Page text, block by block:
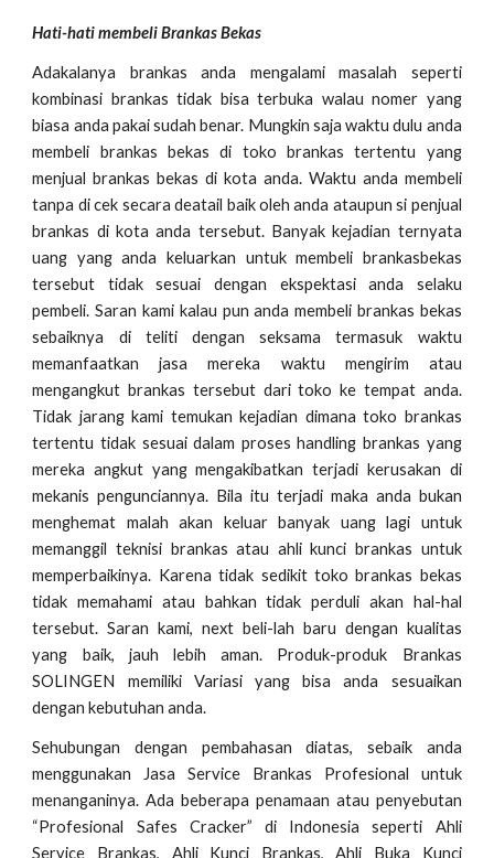
Hati-hati membeli Brankas Bekas
Adakalanya brankas anda mengalami masalah seperti
kombinasi brankas tidak bisa terbuka walau nomer yang
biasa anda pakai sudah benar. Mungkin saja waktu dulu anda
membeli brankas bekas di toko brankas tertentu yang
menjual brankas bekas di kota anda. Waktu anda membeli
tanpa di cek secara deatail baik oleh anda ataupun si penjual
brankas di kota anda tersebut. Banyak kejadian ternyata
uang yang anda keluarkan untuk membeli brankasbekas
tersebut tidak sesuai dengan ekspektasi anda selaku
pembeli. Saran kami kalau pun anda membeli brankas bekas
sebaiknya di teliti dengan seksama termasuk waktu
memanfaatkan jasa mereka waktu mengirim atau
mengangkut brankas tersebut dari toko ke tempat anda.
Tidak jarang kami temukan kejadian dimana toko brankas
tertentu tidak sesuai dalam proses handling brankas yang
mereka angkut yang mengakibatkan terjadi kerusakan di
mekanis pengunciannya. Bila itu terjadi maka anda bukan
menghemat malah akan keluar banyak uang lagi untuk
memanggil teknisi brankas atau ahli kunci brankas untuk
memperbaikinya. Karena tidak sedikit toko brankas bekas
tidak memahami atau bahkan tidak perduli akan hal-hal
tersebut. Saran kami, next beli-lah baru dengan kualitas
yang baik, jauh lebih aman. Produk-produk Brankas
SOLINGEN memiliki Variasi yang bisa anda sesuaikan
dengan kebutuhan anda.
Sehubungan dengan pembahasan diatas, sebaik anda
menggunakan Jasa Service Brankas Profesional untuk
menanganinya. Ada beberapa penamaan atau penyebutan
“Profesional Safes Cracker” di Indonesia seperti Ahli
Service Brankas, Ahli Kunci Brankas, Ahli Buka Kunci